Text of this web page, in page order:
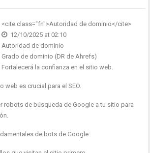
<cite class="fn">Autoridad de dominio</cite>
12/10/2025 at 02:10
Autoridad de dominio
Grado de dominio (DR de Ahrefs)
Fortalecerá la confianza en el sitio web.
web es crucial para el SEO.
robots de búsqueda de Google a tu sitio para
de bots de Google: